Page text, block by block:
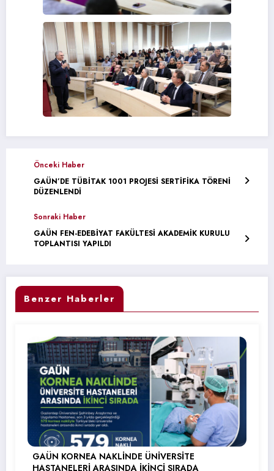
Önceki Haber
GAÜN’DE TÜBİTAK 1001 PROJESİ SERTİFİKA TÖRENİ
DÜZENLENDİ
Sonraki Haber
GAÜN FEN-EDEBİYAT FAKÜLTESİ AKADEMİK KURULU
TOPLANTISI YAPILDI
Benzer Haberler
GAÜN KORNEA NAKLİNDE ÜNİVERSİTE
HASTANELERİ ARASINDA İKİNCİ SIRADA